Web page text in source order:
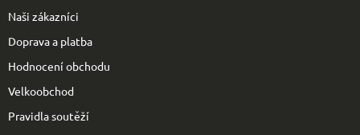
Naši zákazníci
Doprava a platba
Hodnocení obchodu
Velkoobchod
Pravidla soutěží